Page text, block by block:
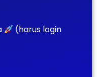
(harus login